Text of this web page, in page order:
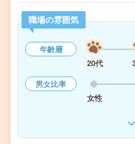
職場の雰囲気
年齢層
20代
男女比率
女性